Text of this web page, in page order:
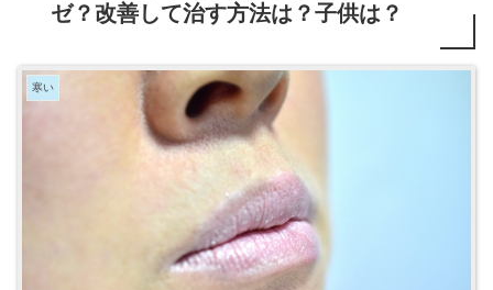
ゼ？改善して治す方法は？子供は？
寒い